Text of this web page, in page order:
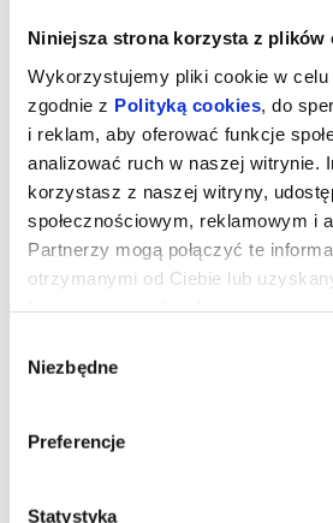
Niniejsza strona korzysta z plików
Wykorzystujemy pliki cookie w celu
zgodnie z Polityką cookies , do
i reklam, aby oferować funkcje
analizować ruch w naszej witrynie.
korzystasz z naszej witryny,
społecznościowym, reklamowym i
Partnerzy mogą połączyć te
otrzymanymi od Ciebie lub
zgody
Niezbędne
Preferencje
Statystyka
ma siostrę, a cały gatunek kurozająców
wyrusza w ryzykowną podróż do
która będzie wymagała prawdziwej
sam: towarzyszą mu wierni przyjaciele -